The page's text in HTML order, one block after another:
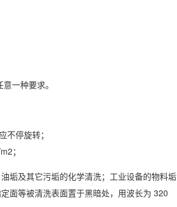
一种要求。
停旋转；
；
垢及其它污垢的化学清洗；工业设备的物料垢
面等被清洗表面置于黑暗处，用波长为 320